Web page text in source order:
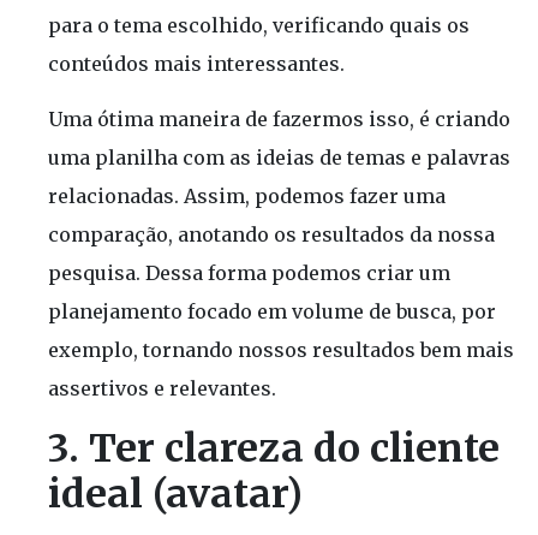
para o tema escolhido, verificando quais os
conteúdos mais interessantes.
Uma ótima maneira de fazermos isso, é criando
uma planilha com as ideias de temas e palavras
relacionadas. Assim, podemos fazer uma
comparação, anotando os resultados da nossa
pesquisa. Dessa forma podemos criar um
planejamento focado em volume de busca, por
exemplo, tornando nossos resultados bem mais
assertivos e relevantes.
3. Ter clareza do cliente
ideal (avatar)